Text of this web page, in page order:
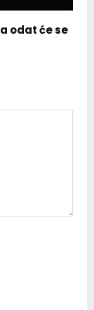
odat će se